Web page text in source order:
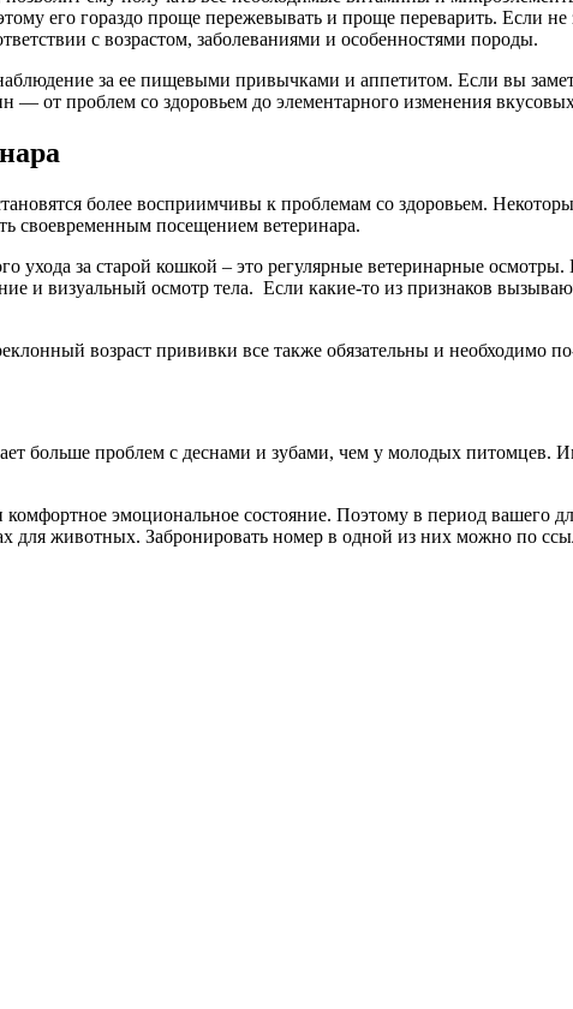
его гораздо проще пережевывать и проще переварить. Если
с возрастом, заболеваниями и особенностями породы.
за ее пищевыми привычками и аппетитом. Если вы
от проблем со здоровьем до элементарного изменения
более восприимчивы к проблемам со здоровьем.
своевременным посещением ветеринара.
ухода за старой кошкой – это регулярные ветеринарные
и визуальный осмотр тела. Если какие-то из признаков
возраст прививки все также обязательны и необходимо
больше проблем с деснами и зубами, чем у молодых питомцев.
комфортное эмоциональное состояние. Поэтому в период вашего
для животных. Забронировать номер в одной из них можно по